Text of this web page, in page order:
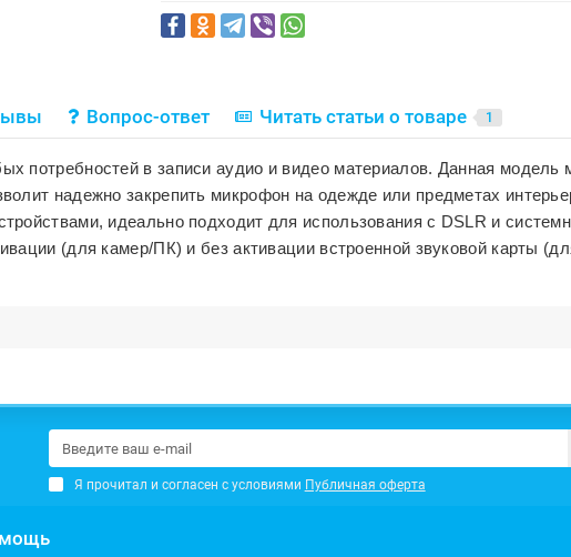
Вопрос-ответ Читать статьи о товаре 1
потребностей в записи аудио и видео материалов. Данная модель
надежно закрепить микрофон на одежде или предметах
идеально подходит для использования с DSLR и
(для камер/ПК) и без активации встроенной звуковой карты
Я прочитал и согласен с условиями Публичная оферта